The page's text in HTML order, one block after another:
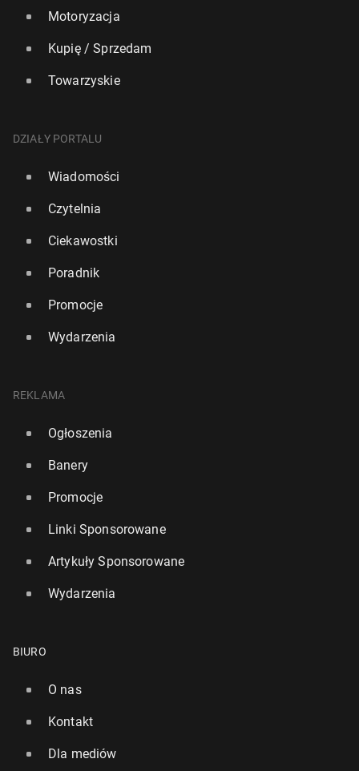
Motoryzacja
Kupię / Sprzedam
Towarzyskie
DZIAŁY PORTALU
Wiadomości
Czytelnia
Ciekawostki
Poradnik
Promocje
Wydarzenia
REKLAMA
Ogłoszenia
Banery
Promocje
Linki Sponsorowane
Artykuły Sponsorowane
Wydarzenia
BIURO
O nas
Kontakt
Dla mediów